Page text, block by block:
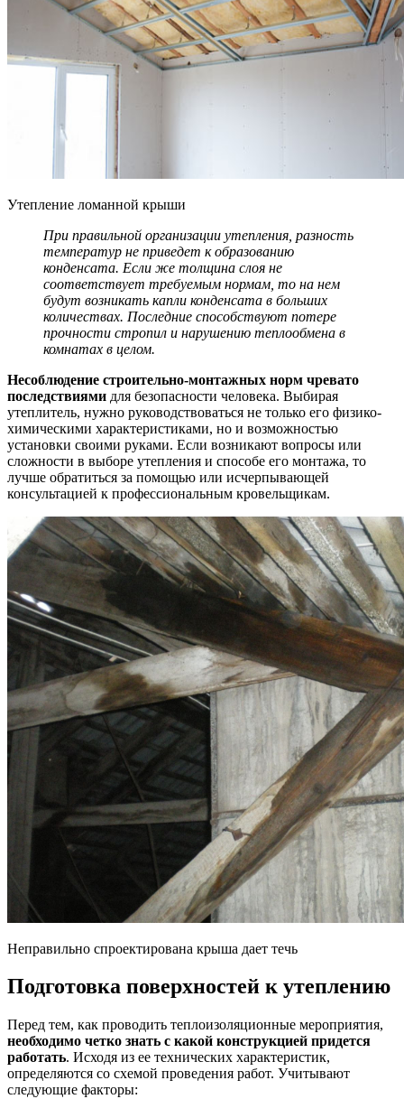
Утепление ломанной крыши
При правильной организации утепления, разность
температур не приведет к образованию
конденсата. Если же толщина слоя не
соответствует требуемым нормам, то на нем
будут возникать капли конденсата в больших
количествах. Последние способствуют потере
прочности стропил и нарушению теплообмена в
комнатах в целом.
Несоблюдение строительно-монтажных норм чревато
последствиями для безопасности человека. Выбирая
утеплитель, нужно руководствоваться не только его физико-
химическими характеристиками, но и возможностью
установки своими руками. Если возникают вопросы или
сложности в выборе утепления и способе его монтажа, то
лучше обратиться за помощью или исчерпывающей
консультацией к профессиональным кровельщикам.
Неправильно спроектирована крыша дает течь
Подготовка поверхностей к утеплению
Перед тем, как проводить теплоизоляционные мероприятия,
необходимо четко знать с какой конструкцией придется
работать. Исходя из ее технических характеристик,
определяются со схемой проведения работ. Учитывают
следующие факторы: